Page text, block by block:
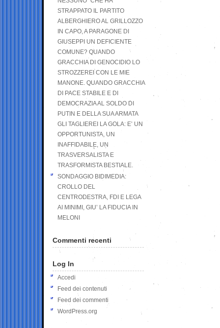
STRAPPATO IL PARTITO
ALBERGHIERO AL GRILLOZZO
IN CAPO, A PARAGONE DI
GIUSEPPI UN DEFICIENTE
COMUNE? QUANDO
GRACCHIA DI GENOCIDIO LO
STROZZEREI CON LE MIE
MANONE. QUANDO GRACCHIA
DI PACE STABILE E DI
DEMOCRAZIA AL SOLDO DI
PUTIN E DELLA SUA ARMATA
GLI TAGLIEREI LA GOLA: E’ UN
OPPORTUNISTA, UN
INAFFIDABILE, UN
TRASVERSALISTA E
TRASFORMISTA BESTIALE.
SONDAGGIO BIDIMEDIA:
CROLLO DEL
CENTRODESTRA, FDI E LEGA
AI MINIMI, GIU’ LA FIDUCIA IN
MELONI
Commenti recenti
Log In
Accedi
Feed dei contenuti
Feed dei commenti
WordPress.org